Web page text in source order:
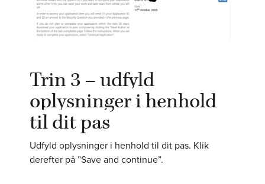
Trin 3 – udfyld
oplysninger i henhold
til dit pas
Udfyld oplysninger i henhold til dit pas. Klik
derefter på ”Save and continue”.